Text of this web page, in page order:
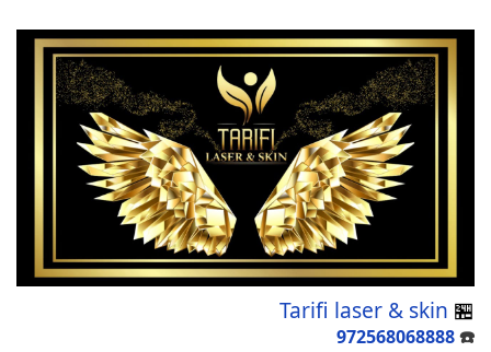
🏪
Tarifi laser & skin
☎️
972568068888